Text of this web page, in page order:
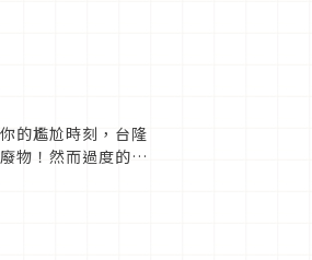
的尷尬時刻，台隆
物！然而過度的汗